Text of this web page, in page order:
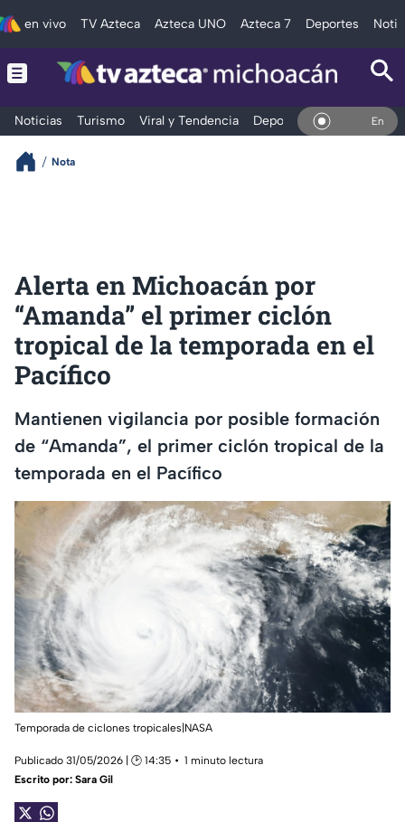
en vivo TV Azteca Azteca UNO Azteca 7 Deportes
Noticias Turismo Viral y Tendencia Deportes Espectáculos
En Vivo
Nota
Alerta en Michoacán por
“Amanda” el primer ciclón
tropical de la temporada en el
Pacífico
Mantienen vigilancia por posible formación
de “Amanda”, el primer ciclón tropical de la
temporada en el Pacífico
Temporada de ciclones tropicales|NASA
Publicado 31/05/2026 | 🕑 14:35
1 minuto lectura
Escrito por: Sara Gil